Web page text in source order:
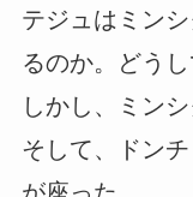
テジュはミン
るのか。どう
しかし、ミン
そして、ドン